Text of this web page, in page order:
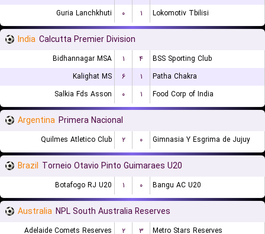
Guria Lanchkhuti
۰ ۱ Lokomotiv Tbilisi
India Calcutta Premier Division
Bidhannagar MSA ۱ ۴
BSS Sporting Club
Kalighat MS
۶ ۱
Patha Chakra
Salkia Fds Asson
۰ ۱ Food Corp of India
Argentina Primera Nacional
Quilmes Atletico Club ۲ ۰ Gimnasia Y Esgrima de Jujuy
Brazil Torneio Otavio Pinto Guimaraes U20
Botafogo RJ U20 ۱ ۰ Bangu AC U20
Australia NPL South Australia Reserves
Adelaide Comets Reserves ۲ ۳ Metro Stars Reserves